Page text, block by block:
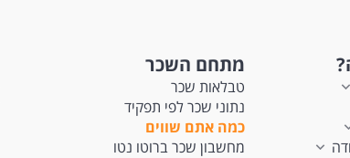
מתחם השכר
טבלאות שכר
נתוני שכר לפי תפקיד
כמה אתם שווים
מחשבון שכר ברוטו נטו